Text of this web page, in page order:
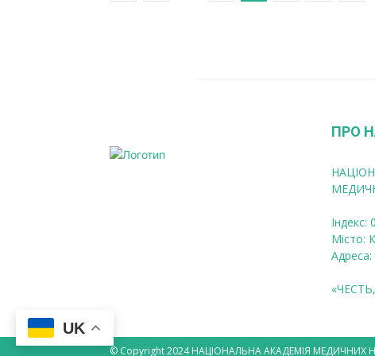
ПРО
Індекс:
Місто:
© Copyright 2024 НАЦІОНАЛЬНА АКАДЕМІЯ МЕДИЧНИХ
UK